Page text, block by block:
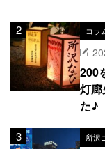
コラ
200
灯
た♪
所沢